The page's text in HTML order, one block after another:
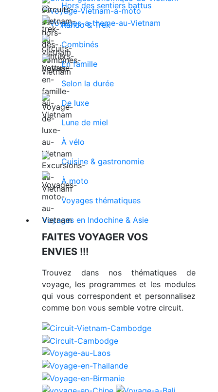
Hors des sentiers battus
Rando & Trek
Combinés
En famille
Selon la durée
De luxe
Lune de miel
À vélo
Cuisine & gastronomie
À moto
Voyages thématiques
Voyages en Indochine & Asie
FAITES VOYAGER VOS
ENVIES !!!
Trouvez dans nos thématiques de
voyage, les programmes et les modules
qui vous correspondent et personnalisez
comme bon vous semble votre circuit.